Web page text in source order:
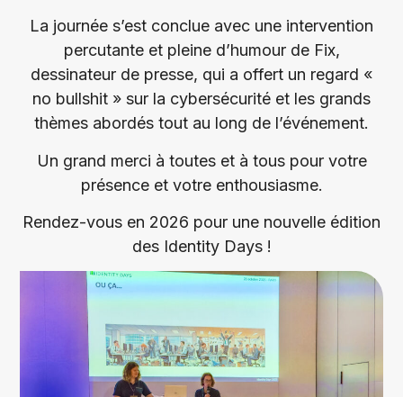
La journée s’est conclue avec une intervention
percutante et pleine d’humour de Fix,
dessinateur de presse, qui a offert un regard «
no bullshit » sur la cybersécurité et les grands
thèmes abordés tout au long de l’événement.
Un grand merci à toutes et à tous pour votre
présence et votre enthousiasme.
Rendez-vous en 2026 pour une nouvelle édition
des Identity Days !